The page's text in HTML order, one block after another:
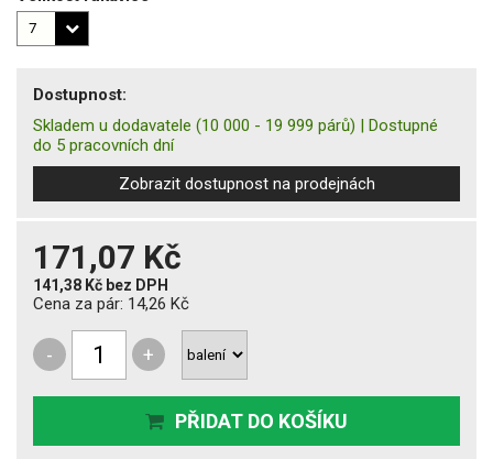
Dostupnost:
Skladem u dodavatele (10 000 - 19 999 párů) | Dostupné
do 5 pracovních dní
Zobrazit dostupnost na prodejnách
171,07 Kč
141,38 Kč bez DPH
Cena za pár: 14,26 Kč
- +
PŘIDAT DO KOŠÍKU